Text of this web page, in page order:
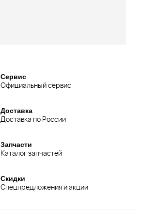
Сервис
Официальный сервис
Доставка
Доставка по России
Запчасти
Каталог запчастей
Скидки
Спецпредложения и акции